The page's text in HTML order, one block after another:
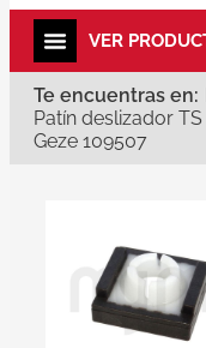
Te encuentras en:
Patín deslizador
Geze 109507